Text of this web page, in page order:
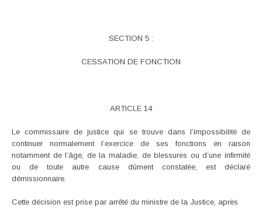
SECTION 5 :
CESSATION DE FONCTION
ARTICLE 14
Le commissaire de justice qui se trouve dans l’impossibilité de
continuer normalement l’exercice de ses fonctions en raison
notamment de l’âge, de la maladie, de blessures ou d’une infirmité
ou de toute autre cause dûment constatée, est déclaré
démissionnaire.
Cette décision est prise par arrêté du ministre de la Justice, après